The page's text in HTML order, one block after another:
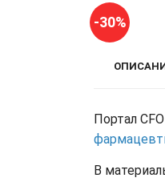
-30%
Портал
В